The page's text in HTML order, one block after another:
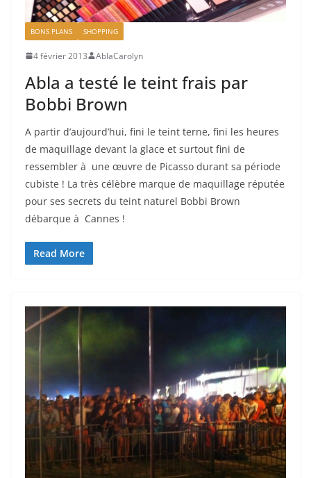
BONS PLANS SHOPPING
4 février 2013 AblaCarolyn
Abla a testé le teint frais par
Bobbi Brown
A partir d’aujourd’hui, fini le teint terne, fini les heures
de maquillage devant la glace et surtout fini de
ressembler à une œuvre de Picasso durant sa période
cubiste ! La très célèbre marque de maquillage réputée
pour ses secrets du teint naturel Bobbi Brown
débarque à Cannes !
Read More